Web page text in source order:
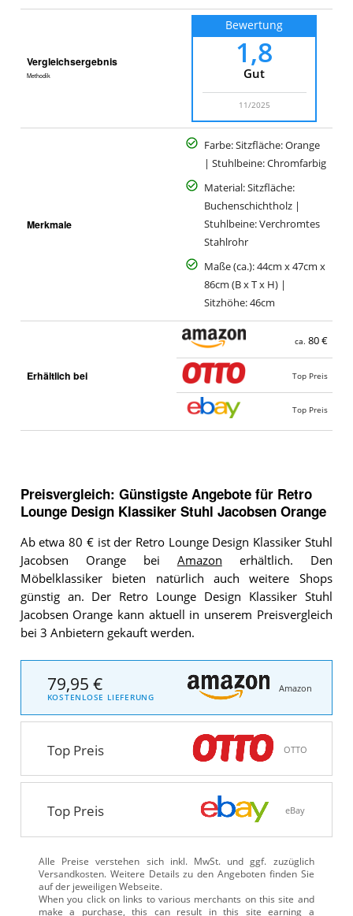
Vergleichsergebnis
Methodik
Bewertung
1,8
Gut
11/2025
Merkmale
Farbe: Sitzfläche: Orange
| Stuhlbeine: Chromfarbig
Material: Sitzfläche:
Buchenschichtholz |
Stuhlbeine: Verchromtes
Stahlrohr
Maße (ca.): 44cm x 47cm x
86cm (B x T x H) |
Sitzhöhe: 46cm
Erhältlich bei
ca. 80 €
Top Preis
Top Preis
Preisvergleich: Günstigste Angebote für Retro
Lounge Design Klassiker Stuhl Jacobsen Orange
Ab etwa 80 € ist der Retro Lounge Design Klassiker Stuhl
Jacobsen Orange bei Amazon erhältlich. Den
Möbelklassiker bieten natürlich auch weitere Shops
günstig an. Der Retro Lounge Design Klassiker Stuhl
Jacobsen Orange kann aktuell in unserem Preisvergleich
bei 3 Anbietern gekauft werden.
79,95 €
KOSTENLOSE LIEFERUNG
Amazon
Top Preis OTTO
Top Preis eBay
Alle Preise verstehen sich inkl. MwSt. und ggf. zuzüglich
Versandkosten. Weitere Details zu den Angeboten finden Sie
auf der jeweiligen Webseite.